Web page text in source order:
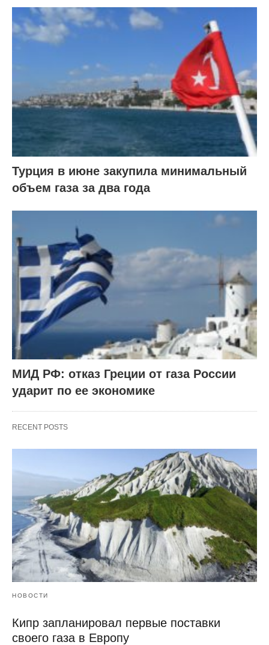
Турция в июне закупила минимальный
объем газа за два года
МИД РФ: отказ Греции от газа России
ударит по ее экономике
RECENT POSTS
НОВОСТИ
Кипр запланировал первые поставки
своего газа в Европу